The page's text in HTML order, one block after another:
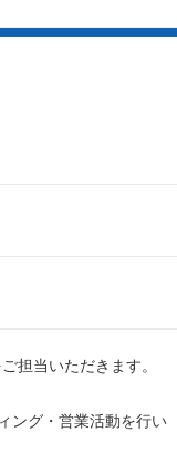
担当いただきます。
ング・営業活動を行い